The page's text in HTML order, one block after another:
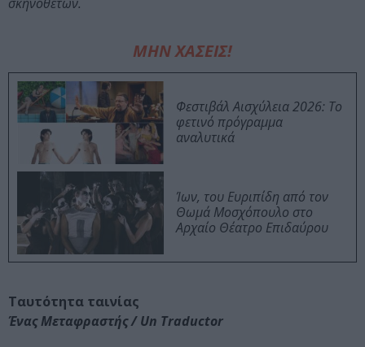
ΜΗΝ ΧΑΣΕΙΣ!
Φεστιβάλ Αισχύλεια 2026: Το
φετινό πρόγραμμα
αναλυτικά
Ίων, του Ευριπίδη από τον
Θωμά Μοσχόπουλο στο
Αρχαίο Θέατρο Επιδαύρου
Ταυτότητα ταινίας
Ένας Μεταφραστής / Un Traductor